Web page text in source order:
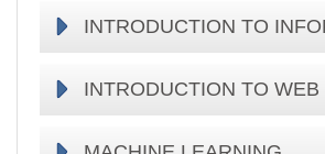
INTRODUCTION TO
INTRODUCTION TO WEB